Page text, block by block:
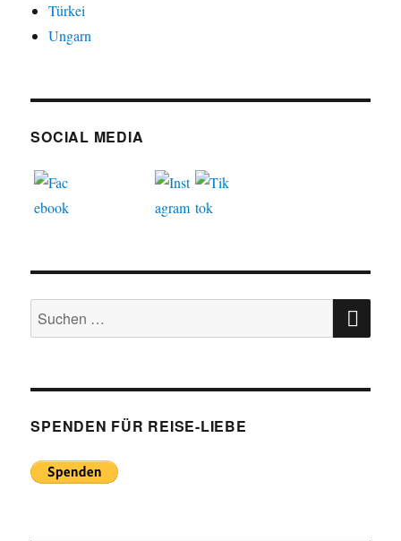
Türkei
Ungarn
SOCIAL MEDIA
Suchen
nach:
SPENDEN FÜR REISE-LIEBE